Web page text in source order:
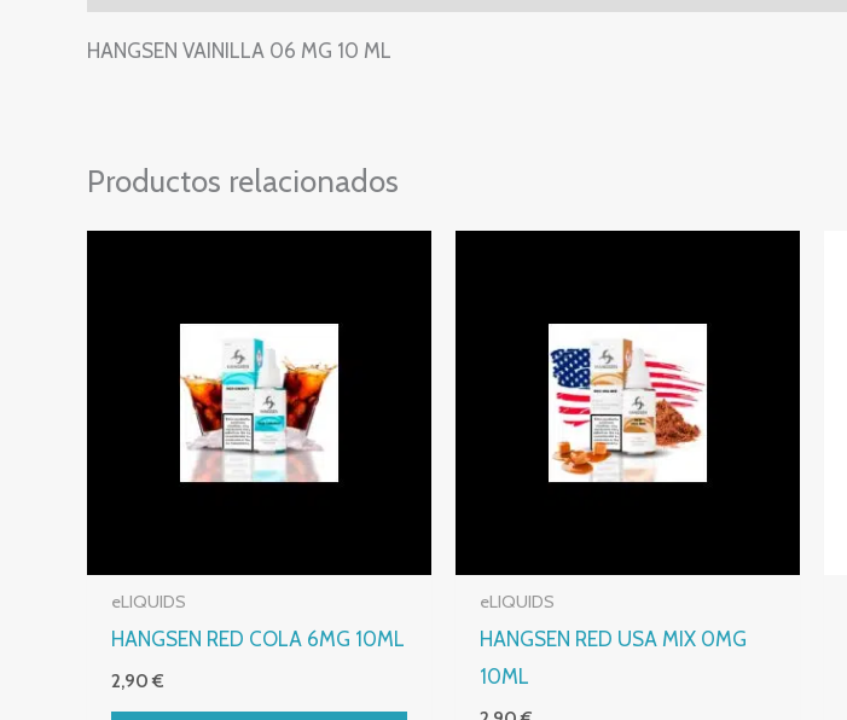
HANGSEN VAINILLA 06 MG 10 ML
Productos relacionados
eLIQUIDS
HANGSEN RED COLA 6MG 10ML
2,90€
eLIQUIDS
HANGSEN RED USA MIX 0MG
10ML